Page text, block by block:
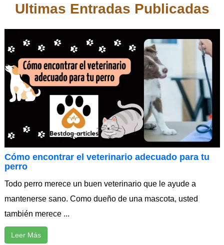
Ultimas Entradas Publicadas
Cómo encontrar el veterinario adecuado para tu
perro
Todo perro merece un buen veterinario que le ayude a
mantenerse sano. Como dueño de una mascota, usted
también merece ...
Leer Más